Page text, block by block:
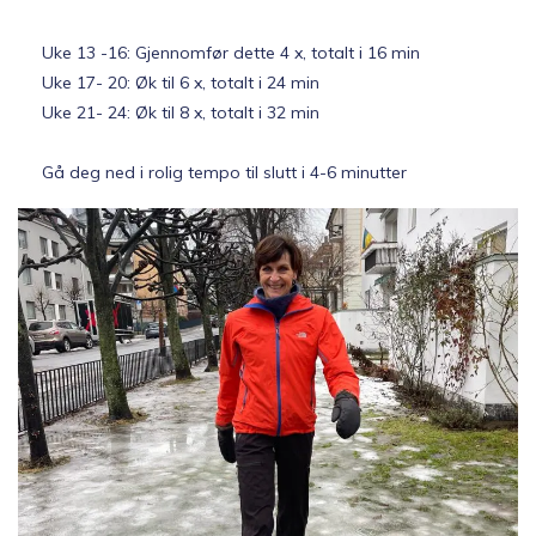
Uke 13 -16: Gjennomfør dette 4 x, totalt i 16 min
Uke 17- 20: Øk til 6 x, totalt i 24 min
Uke 21- 24: Øk til 8 x, totalt i 32 min
Gå deg ned i rolig tempo til slutt i 4-6 minutter